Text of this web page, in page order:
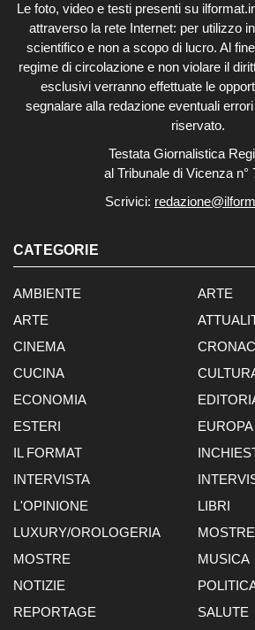
Le foto, video e testi presenti su
attraverso la rete Internet: per utilizzo
scientifico e non a scopo di lucro. Al
regime di circolazione e non violare il
esclusivi verranno effettuate le
segnalare alla redazione eventuali
riservato.
Testata Giornalistica
al Tribunale di Vicenza n°
Scrivici:
CATEGORIE
AMBIENTE
ARTE
ARTE
CINEMA
CUCINA
ECONOMIA
ESTERI
EUROPA
IL FORMAT
INTERVISTA
L'OPINIONE
LIBRI
LUXURY/OROLOGERIA
MOSTRE
MOSTRE
MUSICA
NOTIZIE
REPORTAGE
SALUTE